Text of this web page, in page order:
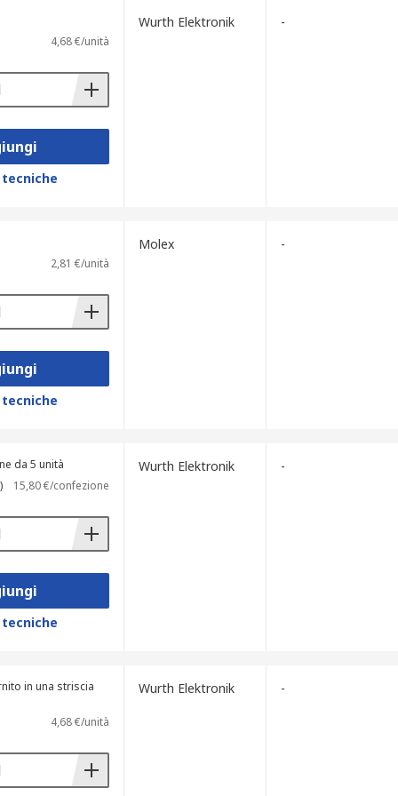
4,68 €/unità
tecniche
Wurth Elektronik -
2,81 €/unità
tecniche
Molex -
da 5 unità
15,80 €/confezione
tecniche
Wurth Elektronik -
in una striscia
4,68 €/unità
Wurth Elektronik -